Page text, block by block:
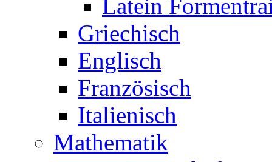
Latein
Griechisch
Englisch
Französisch
Italienisch
Mathematik